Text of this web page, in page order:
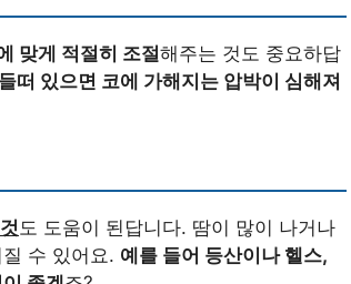
맞게 적절히 조절해주는 것도 중요하답
떠 있으면 코에 가해지는 압박이 심해져
도 도움이 된답니다. 땀이 많이 나거나
수 있어요. 예를 들어 등산이나 헬스,